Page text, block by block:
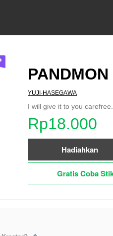
YUJI-HASEGAWA
I will give it to you
Rp18.000
Hadiahkan
Gratis Coba